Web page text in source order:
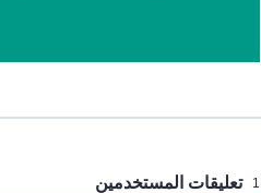
تعليقات المستخدمين 1